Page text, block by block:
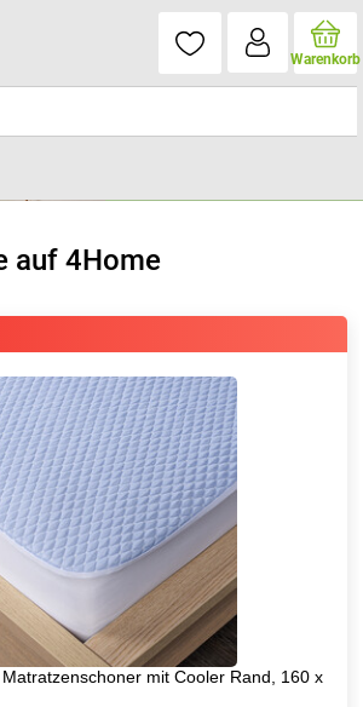
Warenkorb
auf 4Home
mit Cooler Rand, 160 x